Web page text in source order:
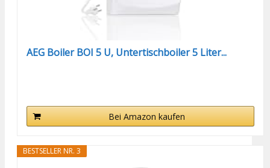
AEG Boiler BOI 5 U, Untertischboiler 5 Liter...
Bei Amazon kaufen
BESTSELLER NR. 3